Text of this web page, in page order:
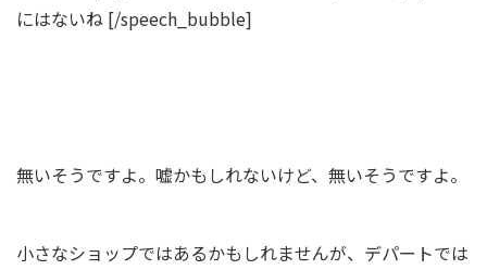
にはないね [/speech_bubble]
無いそうですよ。嘘かもしれないけど、無いそうですよ。
小さなショップではあるかもしれませんが、デパートでは